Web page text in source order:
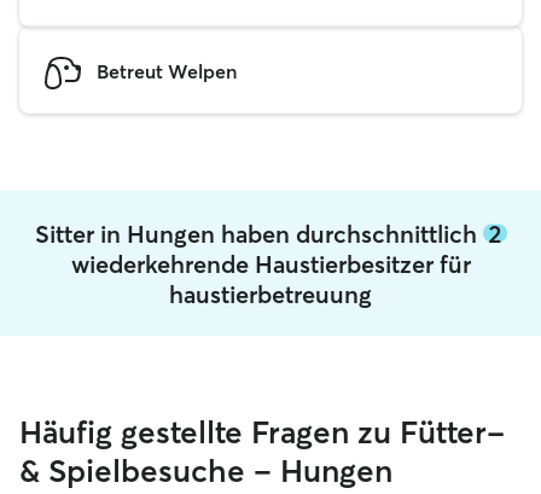
Betreut Welpen
Sitter in Hungen haben durchschnittlich 2
wiederkehrende Haustierbesitzer für
haustierbetreuung
Häufig gestellte Fragen zu Fütter-
& Spielbesuche – Hungen